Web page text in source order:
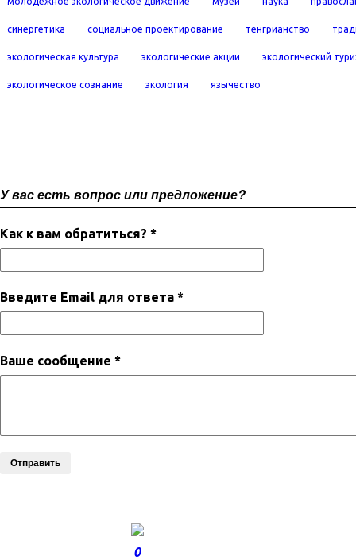
синергетика социальное проектирование тенгрианство
экологическая культура экологические акции экологический
экологическое сознание экология язычество
У вас есть вопрос или предложение?
Как к вам обратиться? *
Введите Email для ответа *
Ваше сообщение *
Отправить
0